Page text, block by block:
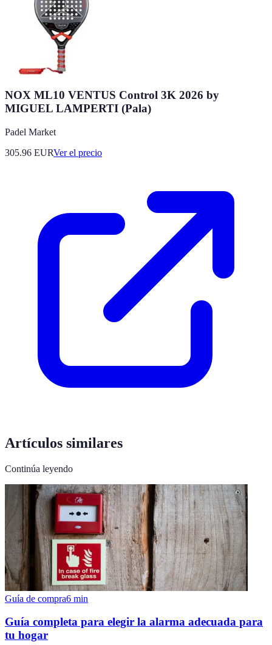
NOX ML10 VENTUS Control 3K 2026 by
MIGUEL LAMPERTI (Pala)
Padel Market
305.96 EURVer el precio
Artículos similares
Continúa leyendo
Guía de compra6 min
Guía completa para elegir la alarma adecuada para
tu hogar